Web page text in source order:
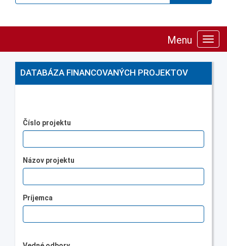
Menu
DATABÁZA FINANCOVANÝCH PROJEKTOV
Číslo projektu
Názov projektu
Príjemca